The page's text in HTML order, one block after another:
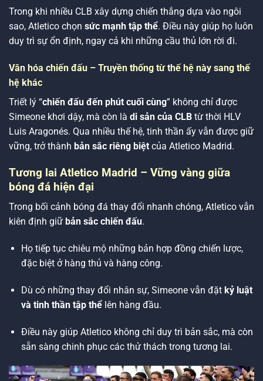
Trong khi nhiều CLB xây dựng chiến thắng dựa vào ngôi
sao, Atletico chọn sức mạnh tập thể. Điều này giúp họ luôn
duy trì sự ổn định, ngay cả khi những cầu thủ lớn rời đi.
Văn hóa chiến đấu – Truyền thống từ thế hệ này sang thế
hệ khác
Triết lý “chiến đấu đến phút cuối cùng” không chỉ được
Simeone khơi dậy, mà còn là di sản của CLB từ thời HLV
Luis Aragonés. Qua nhiều thế hệ, tinh thần ấy vẫn được giữ
vững, trở thành bản sắc riêng biệt của Atletico Madrid.
Tương lai Atletico Madrid – Vững vàng giữa
bóng đá hiện đại
Trong bối cảnh bóng đá thay đổi nhanh chóng, Atletico vẫn
kiên định giữ bản sắc chiến đấu.
Họ tiếp tục chiêu mộ những bản hợp đồng chiến lược,
đặc biệt ở hàng thủ và hàng công.
Dù có những thay đổi nhân sự, Simeone vẫn đặt kỷ luật
và tinh thần tập thểlên hàng đầu.
Điều này giúp Atletico không chỉ duy trì bản sắc, mà còn
sẵn sàng chinh phục các thử thách trong tương lai.